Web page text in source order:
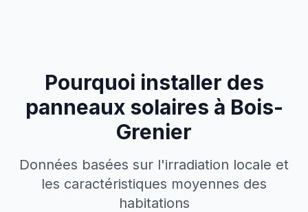
Pourquoi installer des
panneaux solaires à Bois-
Grenier
Données basées sur l'irradiation locale et
les caractéristiques moyennes des
habitations